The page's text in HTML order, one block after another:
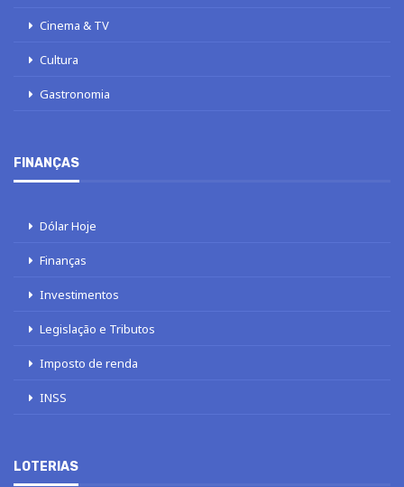
Cinema & TV
Cultura
Gastronomia
FINANÇAS
Dólar Hoje
Finanças
Investimentos
Legislação e Tributos
Imposto de renda
INSS
LOTERIAS